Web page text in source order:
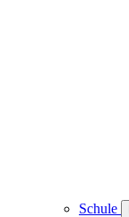
Schule